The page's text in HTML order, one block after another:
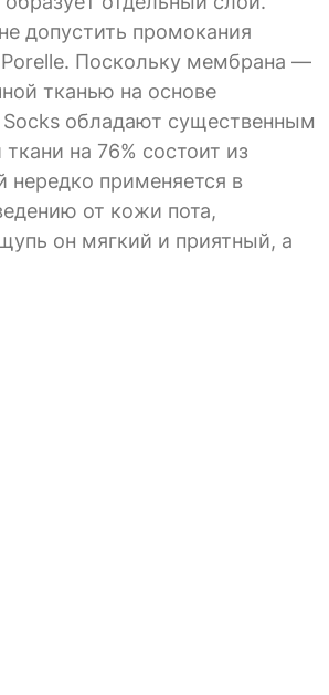
допустить промокания
Porelle. Поскольку мембрана —
тканью на основе
Socks обладают существенным
на 76% состоит из
применяется в
от кожи пота,
он мягкий и приятный, а